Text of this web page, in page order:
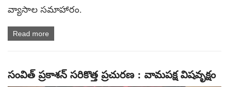
వ్యాసాల సమాహారం.
Read more
సంవిత్ ప్రకాశన్ సరికొత్త ప్రచురణ : వామపక్ష విషవృక్షం